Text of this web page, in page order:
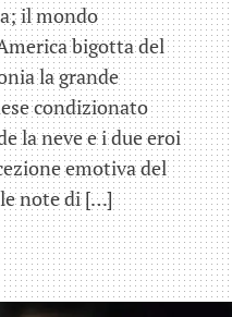
il mondo
bigotta del
la grande
condizionato
la neve e i due eroi
emotiva del
note di […]